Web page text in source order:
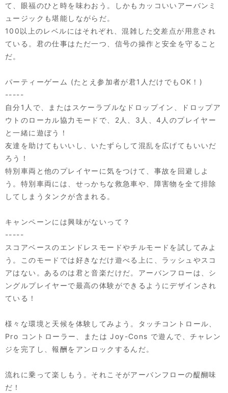
て、眼福のひと時を味わおう。しかもカッコいいアーバンミ
ュージックも堪能しながらだ。
100以上のレベルにはそれぞれ、混雑した交差点が用意され
ている。君の仕事はただ一つ、信号の操作と安全を守ること
だ。
パーティーゲーム (たとえ参加者が君1人だけでもOK！)
-----
自分1人で、またはスケーラブルなドロップイン、ドロップア
ウトのローカル協力モードで、2人、3人、4人のプレイヤー
と一緒に遊ぼう！
友達を助けてもいいし、いたずらして混乱を広げてもいいだ
ろう！
特別車両と他のプレイヤーに気をつけて、事故を回避しよ
う。特別車両には、せっかちな救急車や、障害物を全て排除
してしまうタンクが含まれる。
キャンペーンには興味がないって？
-----
スコアベースのエンドレスモードやチルモードを試してみよ
う。このモードでは好きなだけ遊べる上に、ラッシュやスコ
アはない。あるのは君と音楽だけだ。アーバンフローは、シ
ングルプレイヤーで最高の体験ができるようにデザインされ
ている！
様々な環境と天候を体験してみよう。タッチコントロール、
Pro コントローラー、または Joy-Cons で遊んで、チャレン
ジを完了し、報酬をアンロックするんだ。
流れに乗って楽しもう。それこそがアーバンフローの醍醐味
だ！